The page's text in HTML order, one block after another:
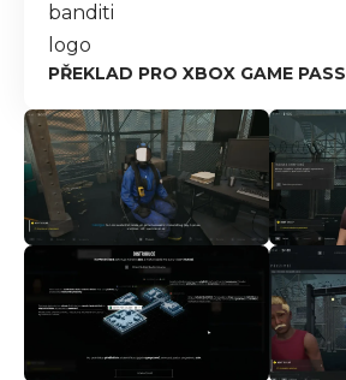
PŘEKLAD PRO XBOX GAME PASS